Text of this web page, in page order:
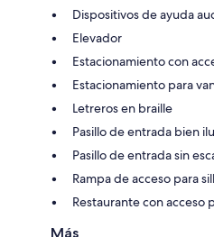
Dispositivos de ayuda
Elevador
Estacionamiento con
Estacionamiento para
Letreros en braille
Pasillo de entrada bien
Pasillo de entrada sin
Rampa de acceso para
Restaurante con acceso
Más